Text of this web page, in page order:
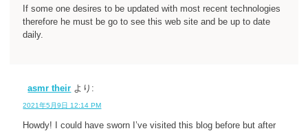
If some one desires to be updated with most recent technologies
therefore he must be go to see this web site and be up to date
daily.
asmr their より:
2021年5月9日 12:14 PM
Howdy! I could have sworn I’ve visited this blog before but after